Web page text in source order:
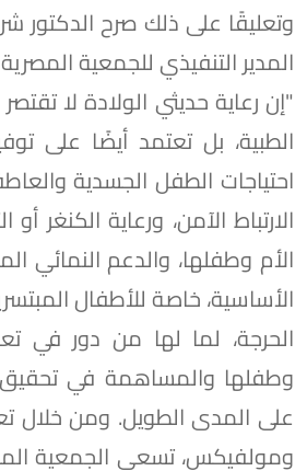
وتعليقًا على ذلك صرح الدكتور
المدير التنفيذي للجمعية
"إن رعاية حديثي الولادة لا
الطبية، بل تعتمد أيضًا على
احتياجات الطفل الجسدية
الارتباط الآمن، ورعاية الكنغر
الأم وطفلها، والدعم النمائي
الأساسية، خاصة للأطفال
الحرجة، لما لها من دور في
وطفلها والمساهمة في
على المدى الطويل. ومن خلال
ومولفيكس، تسعى الجمعية